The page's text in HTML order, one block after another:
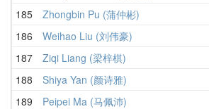
185
Zhongbin Pu (蒲仲彬)
186
Weihao Liu (刘伟豪)
187
Ziqi Liang (梁梓棋)
188
Shiya Yan (颜诗雅)
189
Peipei Ma (马佩沛)